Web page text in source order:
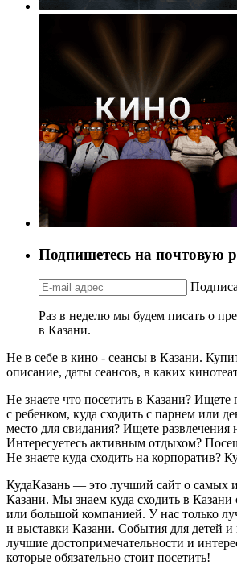
Подпишетесь на почтовую
Раз в неделю мы будем писать о
в Казани.
Не в себе в кино - сеансы в Казани.
описание, даты сеансов, в каких
Не знаете что посетить в Казани? Ищете
с ребенком, куда сходить с парнем или
место для свидания? Ищете развлечения
Интересуетесь активным отдыхом?
Не знаете куда сходить на корпоратив?
КудаКазань — это лучший сайт о самых
Казани. Мы знаем куда сходить в Казани
или большой компанией. У нас только
и выставки Казани. События для детей и
лучшие достопримечательности и
которые обязательно стоит посетить!